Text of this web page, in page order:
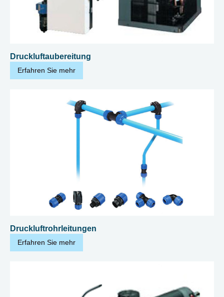
Druckluftaubereitung
Erfahren Sie mehr
Druckluftrohrleitungen
Erfahren Sie mehr